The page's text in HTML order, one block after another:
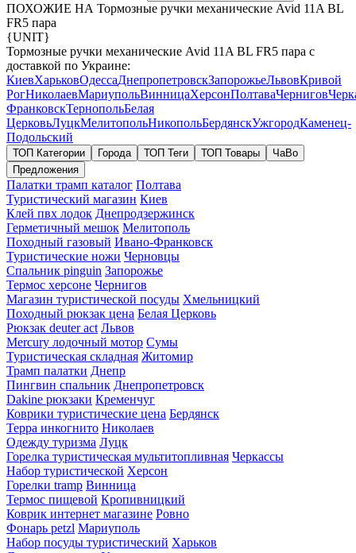
ПОХОЖИЕ НА Тормозные ручки механические Avid 11A BL
FR5 пара
{UNIT}
Тормозные ручки механические Avid 11A BL FR5 пара с
доставкой по Украине:
КиевХарьковОдессаДнепропетровскЗапорожьеЛьвовКривой
РогНиколаевМариупольВинницаХерсонПолтаваЧернигов
ФранковскТернопольБелая
ЦерковьЛуцкМелитопольНикопольБердянскУжгородКаменец-
Подольский
ТОП Категории Города ТОП Теги ТОП Товары
ЧаВо
Предложения
Палатки трамп каталог Полтава
Туристический магазин Киев
Клей пвх лодок Днепродзержинск
Герметичный мешок Мелитополь
Походный газовый Ивано-Франковск
Туристические ножи Черновцы
Спальник pinguin Запорожье
Термос херсоне Чернигов
Магазин туристической посуды Хмельницкий
Походный рюкзак цена Белая Церковь
Рюкзак deuter act Львов
Mercury лодочный мотор Сумы
Туристическая складная Житомир
Трамп палатки Днепр
Пингвин спальник Днепропетровск
Dakine рюкзаки Кременчуг
Коврики туристические цена Бердянск
Терра инкогнито Николаев
Одежду туризма Луцк
Горелка туристическая мультитопливная Черкассы
Набор туристической Херсон
Горелки tramp Винница
Термос пищевой Кропивницкий
Коврик интернет магазине Ровно
Фонарь petzl Мариуполь
Набор посуды туристический Харьков